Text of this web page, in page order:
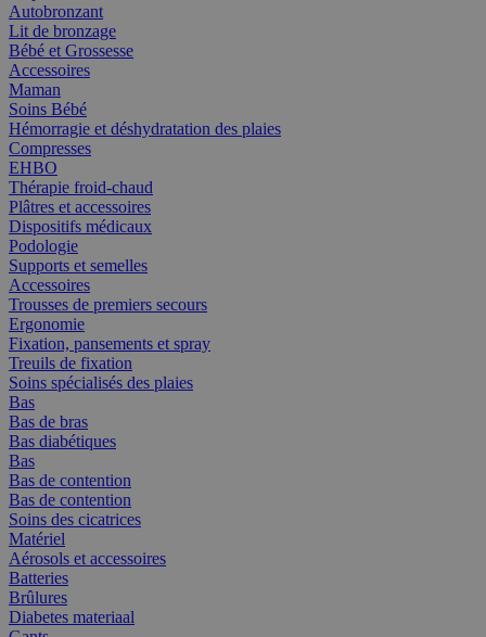
Autobronzant
Lit de bronzage
Bébé et Grossesse
Accessoires
Maman
Soins Bébé
Hémorragie et déshydratation des plaies
Compresses
EHBO
Thérapie froid-chaud
Plâtres et accessoires
Dispositifs médicaux
Podologie
Supports et semelles
Accessoires
Trousses de premiers secours
Ergonomie
Fixation, pansements et spray
Treuils de fixation
Soins spécialisés des plaies
Bas
Bas de bras
Bas diabétiques
Bas
Bas de contention
Bas de contention
Soins des cicatrices
Matériel
Aérosols et accessoires
Batteries
Brûlures
Diabetes materiaal